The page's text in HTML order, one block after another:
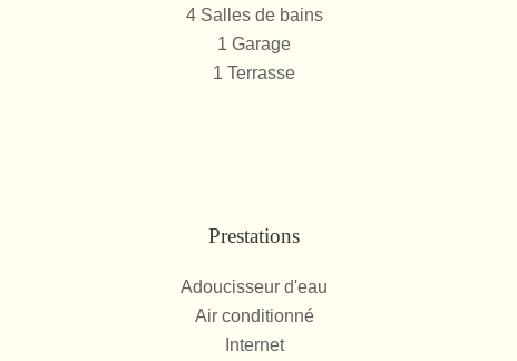
4 Salles de bains
1 Garage
1 Terrasse
Prestations
Adoucisseur d'eau
Air conditionné
Internet